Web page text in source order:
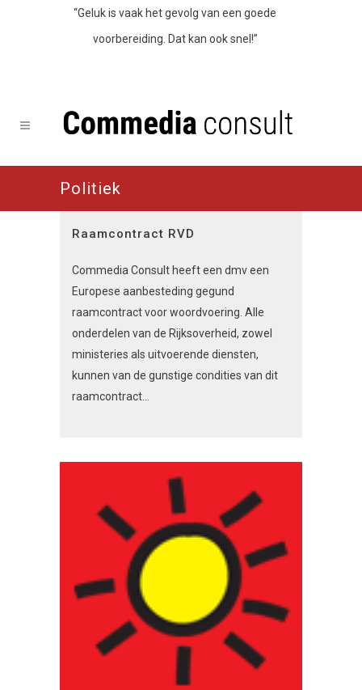
“Geluk is vaak het gevolg van een goede
voorbereiding. Dat kan ook snel!”
Politiek
Raamcontract RVD
Commedia Consult heeft een dmv een
Europese aanbesteding gegund
raamcontract voor woordvoering. Alle
onderdelen van de Rijksoverheid, zowel
ministeries als uitvoerende diensten,
kunnen van de gunstige condities van dit
raamcontract...